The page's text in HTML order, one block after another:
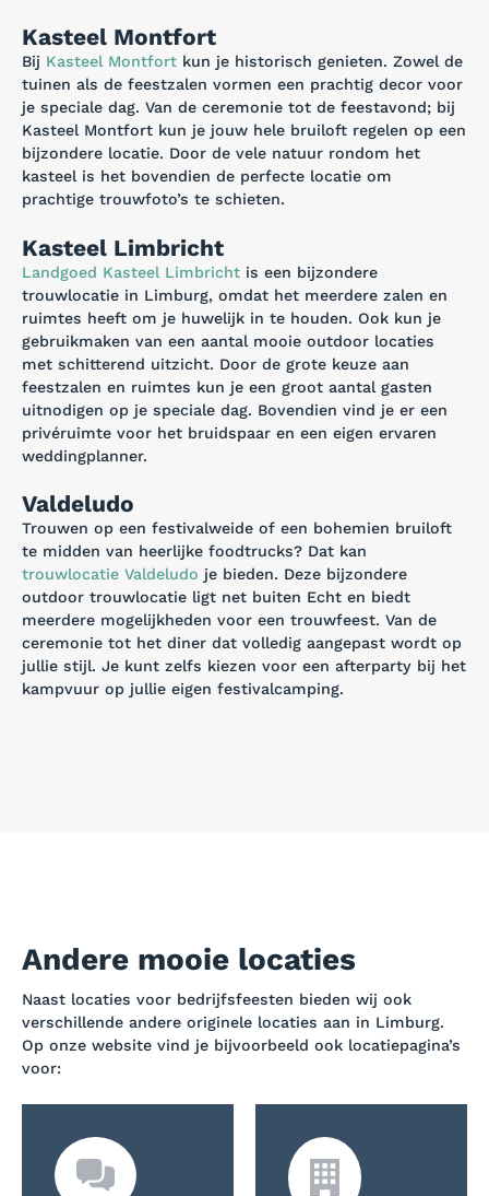
Kasteel Montfort
Bij Kasteel Montfort kun je historisch genieten. Zowel de
tuinen als de feestzalen vormen een prachtig decor voor
je speciale dag. Van de ceremonie tot de feestavond; bij
Kasteel Montfort kun je jouw hele bruiloft regelen op een
bijzondere locatie. Door de vele natuur rondom het
kasteel is het bovendien de perfecte locatie om
prachtige trouwfoto’s te schieten.
Kasteel Limbricht
Landgoed Kasteel Limbricht is een bijzondere
trouwlocatie in Limburg, omdat het meerdere zalen en
ruimtes heeft om je huwelijk in te houden. Ook kun je
gebruikmaken van een aantal mooie outdoor locaties
met schitterend uitzicht. Door de grote keuze aan
feestzalen en ruimtes kun je een groot aantal gasten
uitnodigen op je speciale dag. Bovendien vind je er een
privéruimte voor het bruidspaar en een eigen ervaren
weddingplanner.
Valdeludo
Trouwen op een festivalweide of een bohemien bruiloft
te midden van heerlijke foodtrucks? Dat kan
trouwlocatie Valdeludo je bieden. Deze bijzondere
outdoor trouwlocatie ligt net buiten Echt en biedt
meerdere mogelijkheden voor een trouwfeest. Van de
ceremonie tot het diner dat volledig aangepast wordt op
jullie stijl. Je kunt zelfs kiezen voor een afterparty bij het
kampvuur op jullie eigen festivalcamping.
Andere mooie locaties
Naast locaties voor bedrijfsfeesten bieden wij ook
verschillende andere originele locaties aan in Limburg.
Op onze website vind je bijvoorbeeld ook locatiepagina’s
voor: